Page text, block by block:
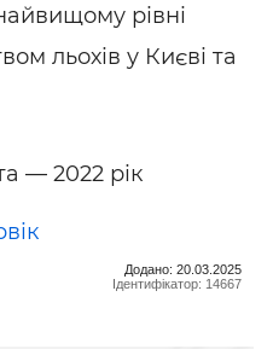
рівні
льохів у Києві та
— 2022 рік
Додано: 20.03.2025
Ідентифікатор: 14667